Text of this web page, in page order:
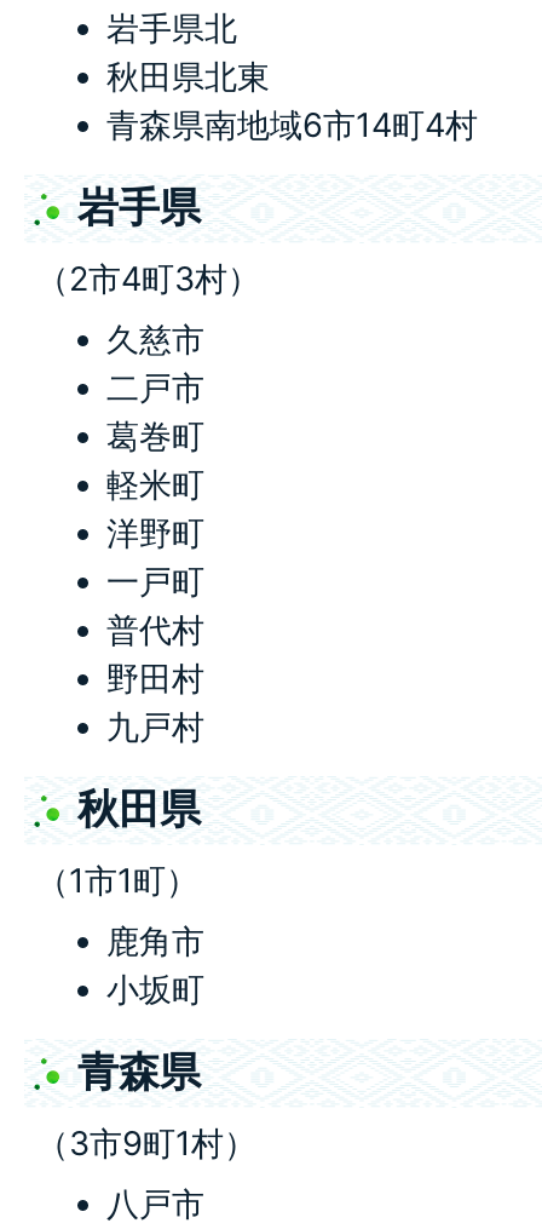
岩手県北
秋田県北東
青森県南地域6市14町4村
岩手県
（2市4町3村）
久慈市
二戸市
葛巻町
軽米町
洋野町
一戸町
普代村
野田村
九戸村
秋田県
（1市1町）
鹿角市
小坂町
青森県
（3市9町1村）
八戸市